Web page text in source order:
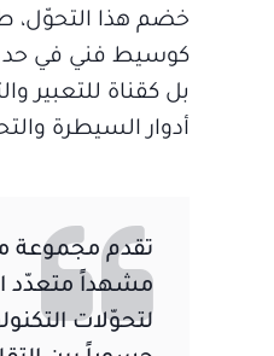
خضم هذا التحوّل،
كوسيط فني في حد
بل كقناة للتعبير
أدوار السيطرة
تقدم مجموعة
مشهداً متعدّد
لتحوّلات